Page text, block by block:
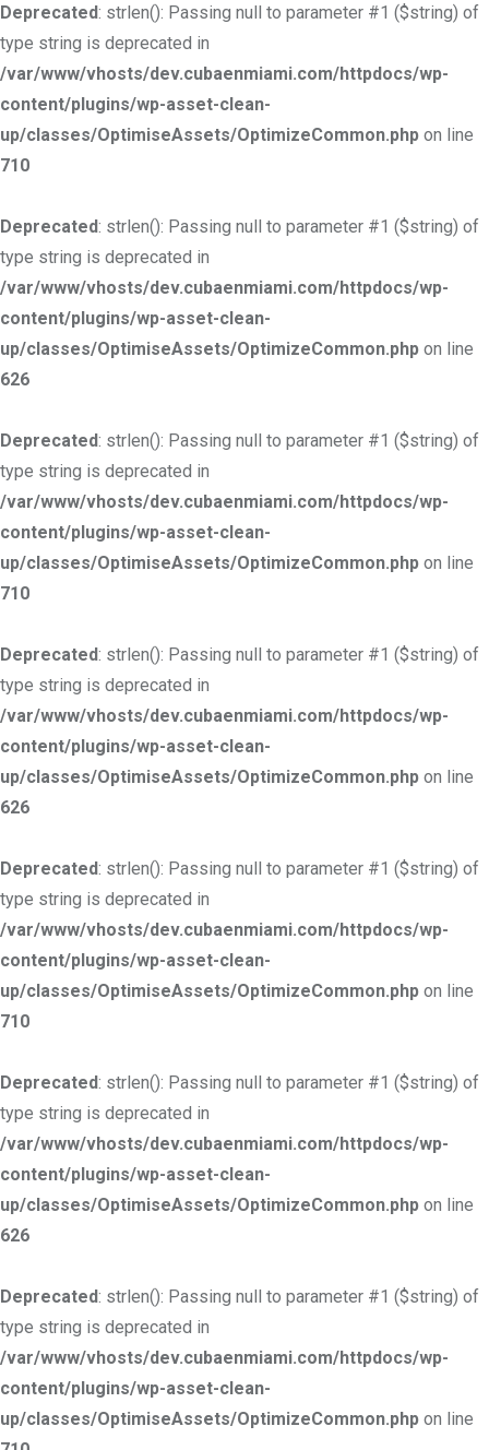
Deprecated: strlen(): Passing null to parameter #1 ($string) of
type string is deprecated in
/var/www/vhosts/dev.cubaenmiami.com/httpdocs/wp-
content/plugins/wp-asset-clean-
up/classes/OptimiseAssets/OptimizeCommon.php on line
710
Deprecated: strlen(): Passing null to parameter #1 ($string) of
type string is deprecated in
/var/www/vhosts/dev.cubaenmiami.com/httpdocs/wp-
content/plugins/wp-asset-clean-
up/classes/OptimiseAssets/OptimizeCommon.php on line
626
Deprecated: strlen(): Passing null to parameter #1 ($string) of
type string is deprecated in
/var/www/vhosts/dev.cubaenmiami.com/httpdocs/wp-
content/plugins/wp-asset-clean-
up/classes/OptimiseAssets/OptimizeCommon.php on line
710
Deprecated: strlen(): Passing null to parameter #1 ($string) of
type string is deprecated in
/var/www/vhosts/dev.cubaenmiami.com/httpdocs/wp-
content/plugins/wp-asset-clean-
up/classes/OptimiseAssets/OptimizeCommon.php on line
626
Deprecated: strlen(): Passing null to parameter #1 ($string) of
type string is deprecated in
/var/www/vhosts/dev.cubaenmiami.com/httpdocs/wp-
content/plugins/wp-asset-clean-
up/classes/OptimiseAssets/OptimizeCommon.php on line
710
Deprecated: strlen(): Passing null to parameter #1 ($string) of
type string is deprecated in
/var/www/vhosts/dev.cubaenmiami.com/httpdocs/wp-
content/plugins/wp-asset-clean-
up/classes/OptimiseAssets/OptimizeCommon.php on line
626
Deprecated: strlen(): Passing null to parameter #1 ($string) of
type string is deprecated in
/var/www/vhosts/dev.cubaenmiami.com/httpdocs/wp-
content/plugins/wp-asset-clean-
up/classes/OptimiseAssets/OptimizeCommon.php on line